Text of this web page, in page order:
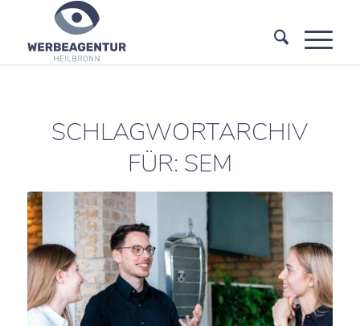
SCHLAGWORTARCHIV
FÜR: SEM